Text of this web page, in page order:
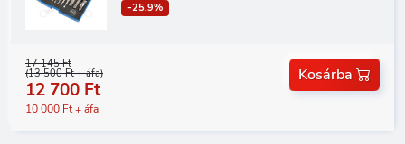
-25.9%
17 145 Ft
(13 500 Ft + áfa)
12 700 Ft
10 000 Ft + áfa
Kosárba